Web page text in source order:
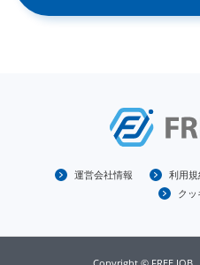
運営会社情報 利用
クッ